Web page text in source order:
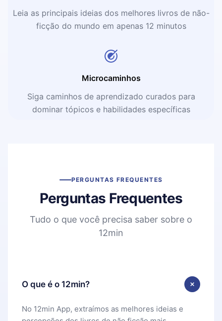
Leia as principais ideias dos melhores livros de não-
ficção do mundo em apenas 12 minutos
Microcaminhos
Siga caminhos de aprendizado curados para
dominar tópicos e habilidades específicas
PERGUNTAS FREQUENTES
Perguntas Frequentes
Tudo o que você precisa saber sobre o
12min
O que é o 12min?
No 12min App, extraímos as melhores ideias e